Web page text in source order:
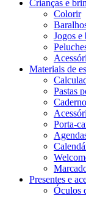
Crianças e
Colorir
Jogos e
Materiais de
Pastas
Porta-
Presentes e
Óculos